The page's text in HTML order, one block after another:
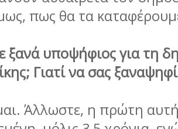
πως θα τα
ξανά υποψήφιος για τη
Γιατί να σας
Άλλωστε, η πρώτη